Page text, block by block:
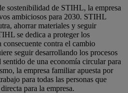
sostenibilidad de STIHL, la empresa
ambiciosos para 2030. STIHL
ahorrar materiales y seguir
se dedica a proteger los
contra el cambio
seguir desarrollando los procesos
de una economía circular para
la empresa familiar apuesta por
para todas las personas que
para la empresa.